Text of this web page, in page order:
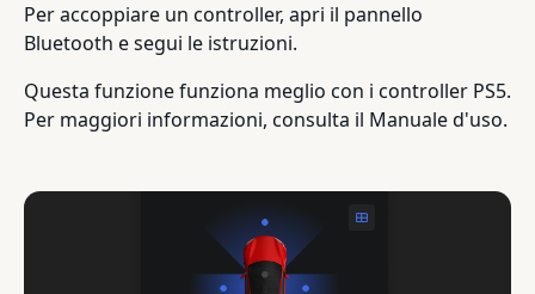
Per accoppiare un controller, apri il pannello
Bluetooth e segui le istruzioni.
Questa funzione funziona meglio con i controller PS5.
Per maggiori informazioni, consulta il Manuale d'uso.